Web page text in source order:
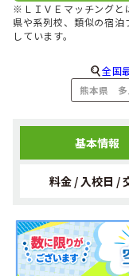
2023年06月
九州・沖縄で男性の
した！
九州・沖縄で高校生
2023年05月
した！
2022年06月
した！
2022年05月
九州・沖縄で男性の
した！
※ＬＩＶＥマッチングと
県や系列校、類似の宿
しています。
全国
基本情報
料金 / 入校日 /